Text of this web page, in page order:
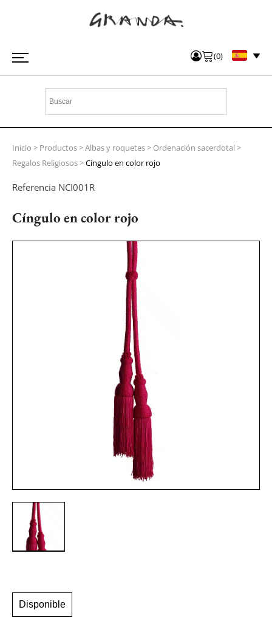
(0)
Inicio > Productos>Albas y roquetes> Ordenación sacerdotal >
Regalos Religiosos>Cíngulo en color rojo
Referencia NCI001R
Cíngulo en color rojo
Disponible